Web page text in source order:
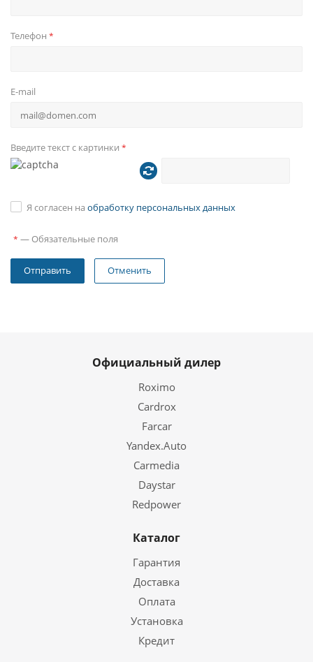
Телефон *
E-mail
Введите текст с картинки *
Я согласен на обработку персональных данных
* — Обязательные поля
Отменить
Официальный дилер
Roximo
Cardrox
Farcar
Yandex.Auto
Carmedia
Daystar
Redpower
Каталог
Гарантия
Доставка
Оплата
Установка
Кредит